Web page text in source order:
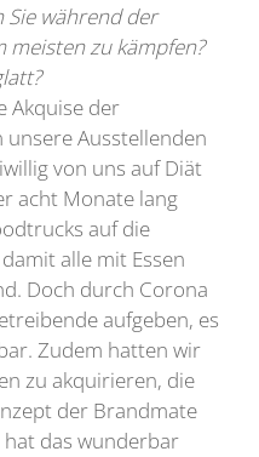
während der
meisten zu kämpfen?
Akquise der
Ausstellenden
von uns auf Diät
acht Monate lang
auf die
alle mit Essen
Doch durch Corona
aufgeben, es
Zudem hatten wir
zu akquirieren, die
der Brandmate
das wunderbar